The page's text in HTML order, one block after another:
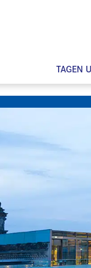
TAGEN